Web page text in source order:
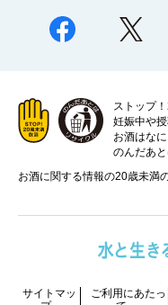
ストップ
妊娠中や
お酒はな
のんだあと
お酒に関する情報の20歳未満
サイトマッ
ご利用にあたっ